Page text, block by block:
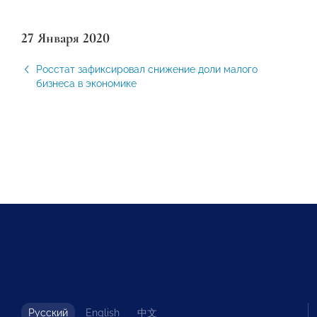
27 Января 2020
Росстат зафиксировал снижение доли малого
бизнеса в экономике
Русский English 中文